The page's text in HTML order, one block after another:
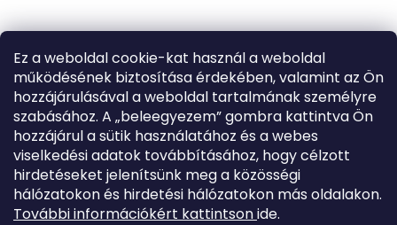
Ez a weboldal cookie-kat használ a weboldal
működésének biztosítása érdekében, valamint az Ön
hozzájárulásával a weboldal tartalmának személyre
szabásához. A „beleegyezem” gombra kattintva Ön
hozzájárul a sütik használatához és a webes
viselkedési adatok továbbításához, hogy célzott
hirdetéseket jelenítsünk meg a közösségi
hálózatokon és hirdetési hálózatokon más oldalakon.
További információkért kattintsonide.
EVOLVEO vezeték nélküli vízérzékelő SecuPro/Alarmex Pro
rendszerekhez
készleten Kód:ACSALMWTD
7 700 Ft
KOSÁRBA